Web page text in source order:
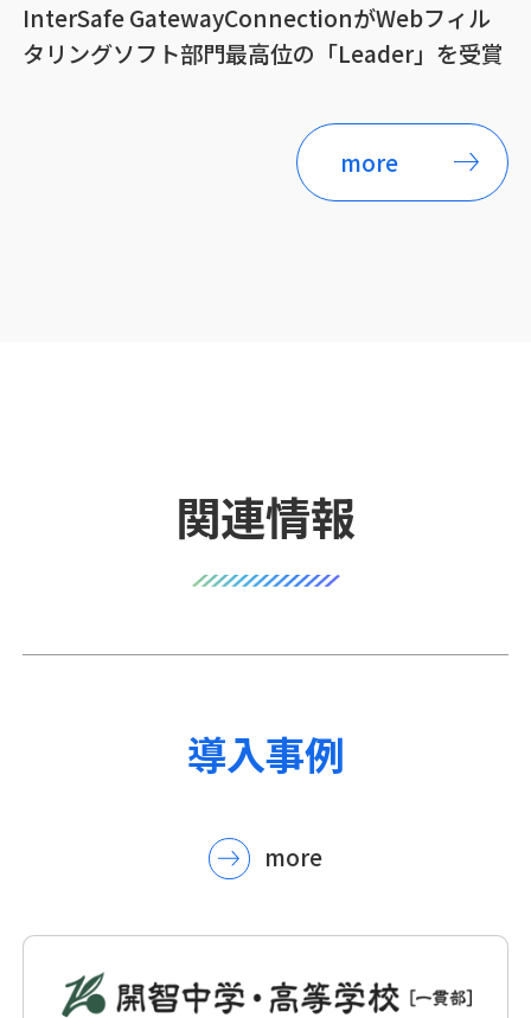
InterSafe GatewayConnectionがWebフィル
タリングソフト部門最高位の「Leader」を受賞
more
関連情報
導入事例
more